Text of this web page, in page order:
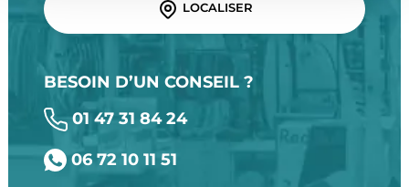
LOCALISER
BESOIN D’UN CONSEIL ?
01 47 31 84 24
06 72 10 11 51